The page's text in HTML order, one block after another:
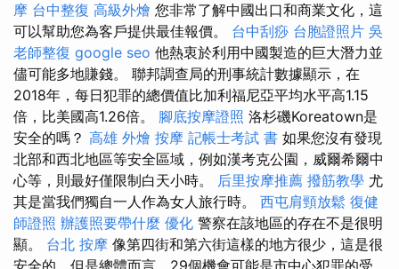
摩 台中整復 高級外燴 您非常了解中國出口和商業文化，這
可以幫助您為客戶提供最佳報價。 台中刮痧 台胞證照片 吳
老師整復 google seo 他熱衷於利用中國製造的巨大潛力並
儘可能多地賺錢。 聯邦調查局的刑事統計數據顯示，在
2018年，每日犯罪的總價值比加利福尼亞平均水平高1.15
倍，比美國高1.26倍。 腳底按摩證照 洛杉磯Koreatown是
安全的嗎？ 高雄 外燴 按摩 記帳士考試 書 如果您沒有發現
北部和西北地區等安全區域，例如漢考克公園，威爾希爾中
心等，則最好僅限制白天小時。 后里按摩推薦 撥筋教學 尤
其是當我們獨自一人作為女人旅行時。 西屯肩頸放鬆 復健
師證照 辦護照要帶什麼 優化 警察在該地區的存在不是很明
顯。 台北 按摩 像第四街和第六街這樣的地方很少，這是很
安全的，但是總體而言，29個機會可能是市中心犯罪的受